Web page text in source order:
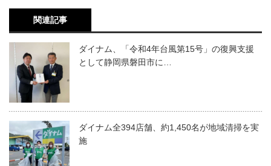
関連記事
ダイナム、「令和4年台風第15号」の復興支援
として静岡県磐田市に…
ダイナム全394店舗、約1,450名が地域清掃を実
施